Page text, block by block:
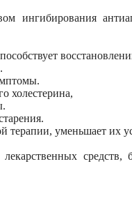
холестерина,
уменьшает их
средств,